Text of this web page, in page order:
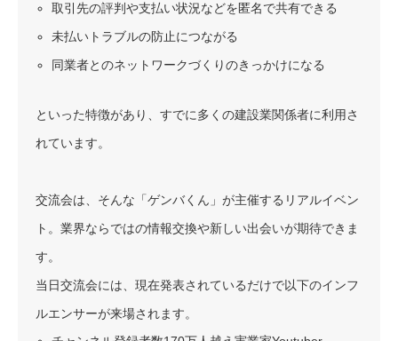
取引先の評判や支払い状況などを匿名で共有できる
未払いトラブルの防止につながる
同業者とのネットワークづくりのきっかけになる
といった特徴があり、すでに多くの建設業関係者に利用さ
れています。
交流会は、そんな「ゲンバくん」が主催するリアルイベン
ト。業界ならではの情報交換や新しい出会いが期待できま
す。
当日交流会には、現在発表されているだけで以下のインフ
ルエンサーが来場されます。